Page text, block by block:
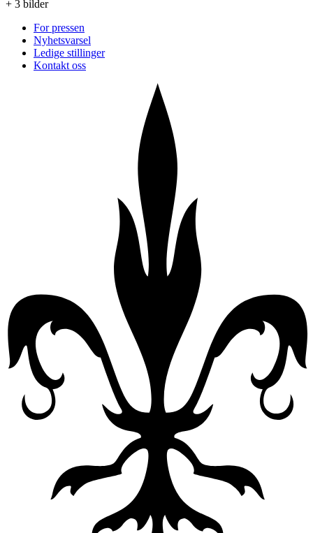
+ 3 bilder
For pressen
Nyhetsvarsel
Ledige stillinger
Kontakt oss